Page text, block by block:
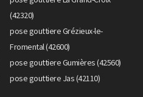
(42320)
pose gouttiere Grézieux-le-
Fromental (42600)
pose gouttiere Gumières (42560)
pose gouttiere Jas (42110)